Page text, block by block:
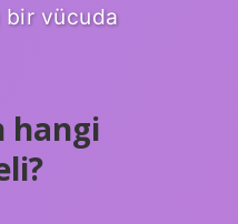
bir vücuda
hangi